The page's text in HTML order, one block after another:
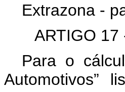
Extrazona -
ARTIGO 17
Para o
Automotivos”